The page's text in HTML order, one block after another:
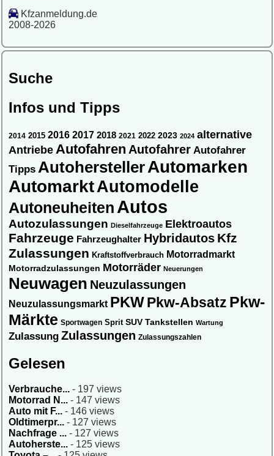
Kfzanmeldung.de
2008-2026
Suche
Infos und Tipps
2014 2015 2016 2017 2018 2021 2022 2023 2024 alternative
Antriebe Autofahren Autofahrer Autofahrer
Tipps AutoherstellerAutomarken
AutomarktAutomodelle
Autoneuheiten Autos
Autozulassungen Dieselfahrzeuge Elektroautos
Fahrzeuge Fahrzeughalter Hybridautos Kfz
Zulassungen Kraftstoffverbrauch Motorradmarkt
Motorradzulassungen Motorräder Neuerungen
Neuwagen Neuzulassungen
Neuzulassungsmarkt PKWPkw-Absatz Pkw-
Märkte Sportwagen Sprit SUV Tankstellen Wartung
Zulassung Zulassungen Zulassungszahlen
Gelesen
Verbrauche... - 197 views
Motorrad N... - 147 views
Auto mit F... - 146 views
Oldtimerpr... - 127 views
Nachfrage ... - 127 views
Autoherste... - 125 views